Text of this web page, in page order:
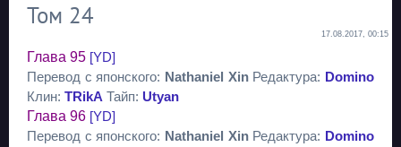
Том 24
17.08.2017, 00:15
Глава 95 [YD]
Перевод с японского: Nathaniel XinРедактура: Domino
Клин: TRikA Тайп: Utyan
Глава 96 [YD]
Перевод с японского: Nathaniel XinРедактура: Domino